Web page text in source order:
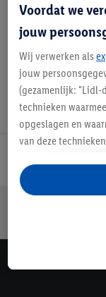
Voordat we
jouw
Wij verwerken als
jouw
(gezamenlijk: "Lidl-
technieken
opgeslagen en
van deze
opslaan van
analyseren van
gepersonaliseerde
gegevens over
Als je hier
van reclame en als